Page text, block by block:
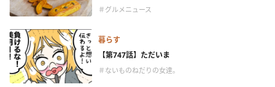
＃グルメニュース
暮らす
【第747話】ただいま
＃ないものねだりの女達。